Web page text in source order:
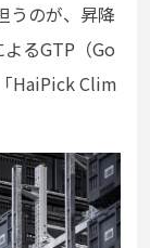
うのが、昇降
るGTP（Go
HaiPick Clim